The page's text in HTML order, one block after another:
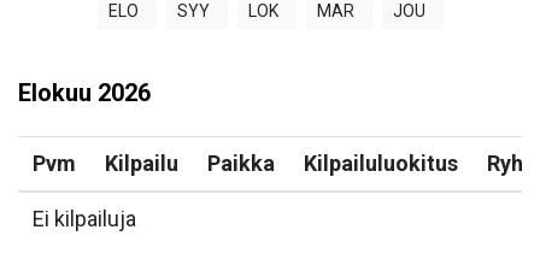
ELO SYY LOK MAR JOU
Elokuu 2026
Pvm Kilpailu Paikka Kilpailuluokitus
Ei kilpailuja